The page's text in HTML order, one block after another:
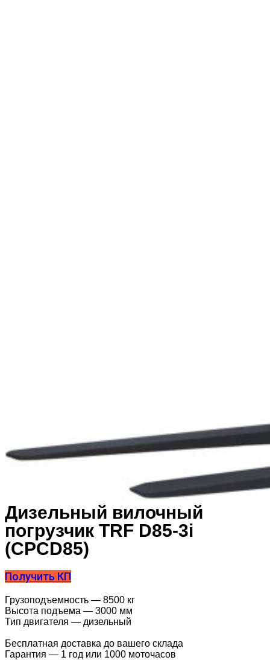
Дизельный вилочный
погрузчик TRF D85-3i
(CPCD85)
Получить КП
Грузоподъемность — 8500 кг
Высота подъема — 3000 мм
Тип двигателя — дизельный
Бесплатная доставка до вашего склада
Гарантия — 1 год или 1000 моточасов